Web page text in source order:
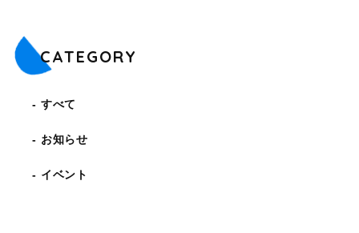
CATEGORY
すべて
お知らせ
イベント